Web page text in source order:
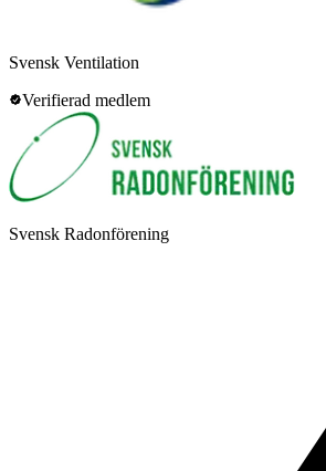
Svensk Ventilation
Verifierad medlem
Svensk Radonförening